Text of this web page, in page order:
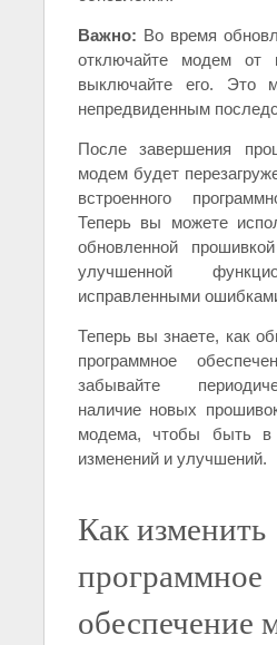
Важно: Во время
отключайте модем от
выключайте его. Это
непредвиденным
После завершения
модем будет
встроенного
Теперь вы можете
обновленной
улучшенной
исправленными
Теперь вы знаете, как
программное
забывайте
наличие новых
модема, чтобы быть в
изменений и улучшений.
Как изменить
программное
обеспечение